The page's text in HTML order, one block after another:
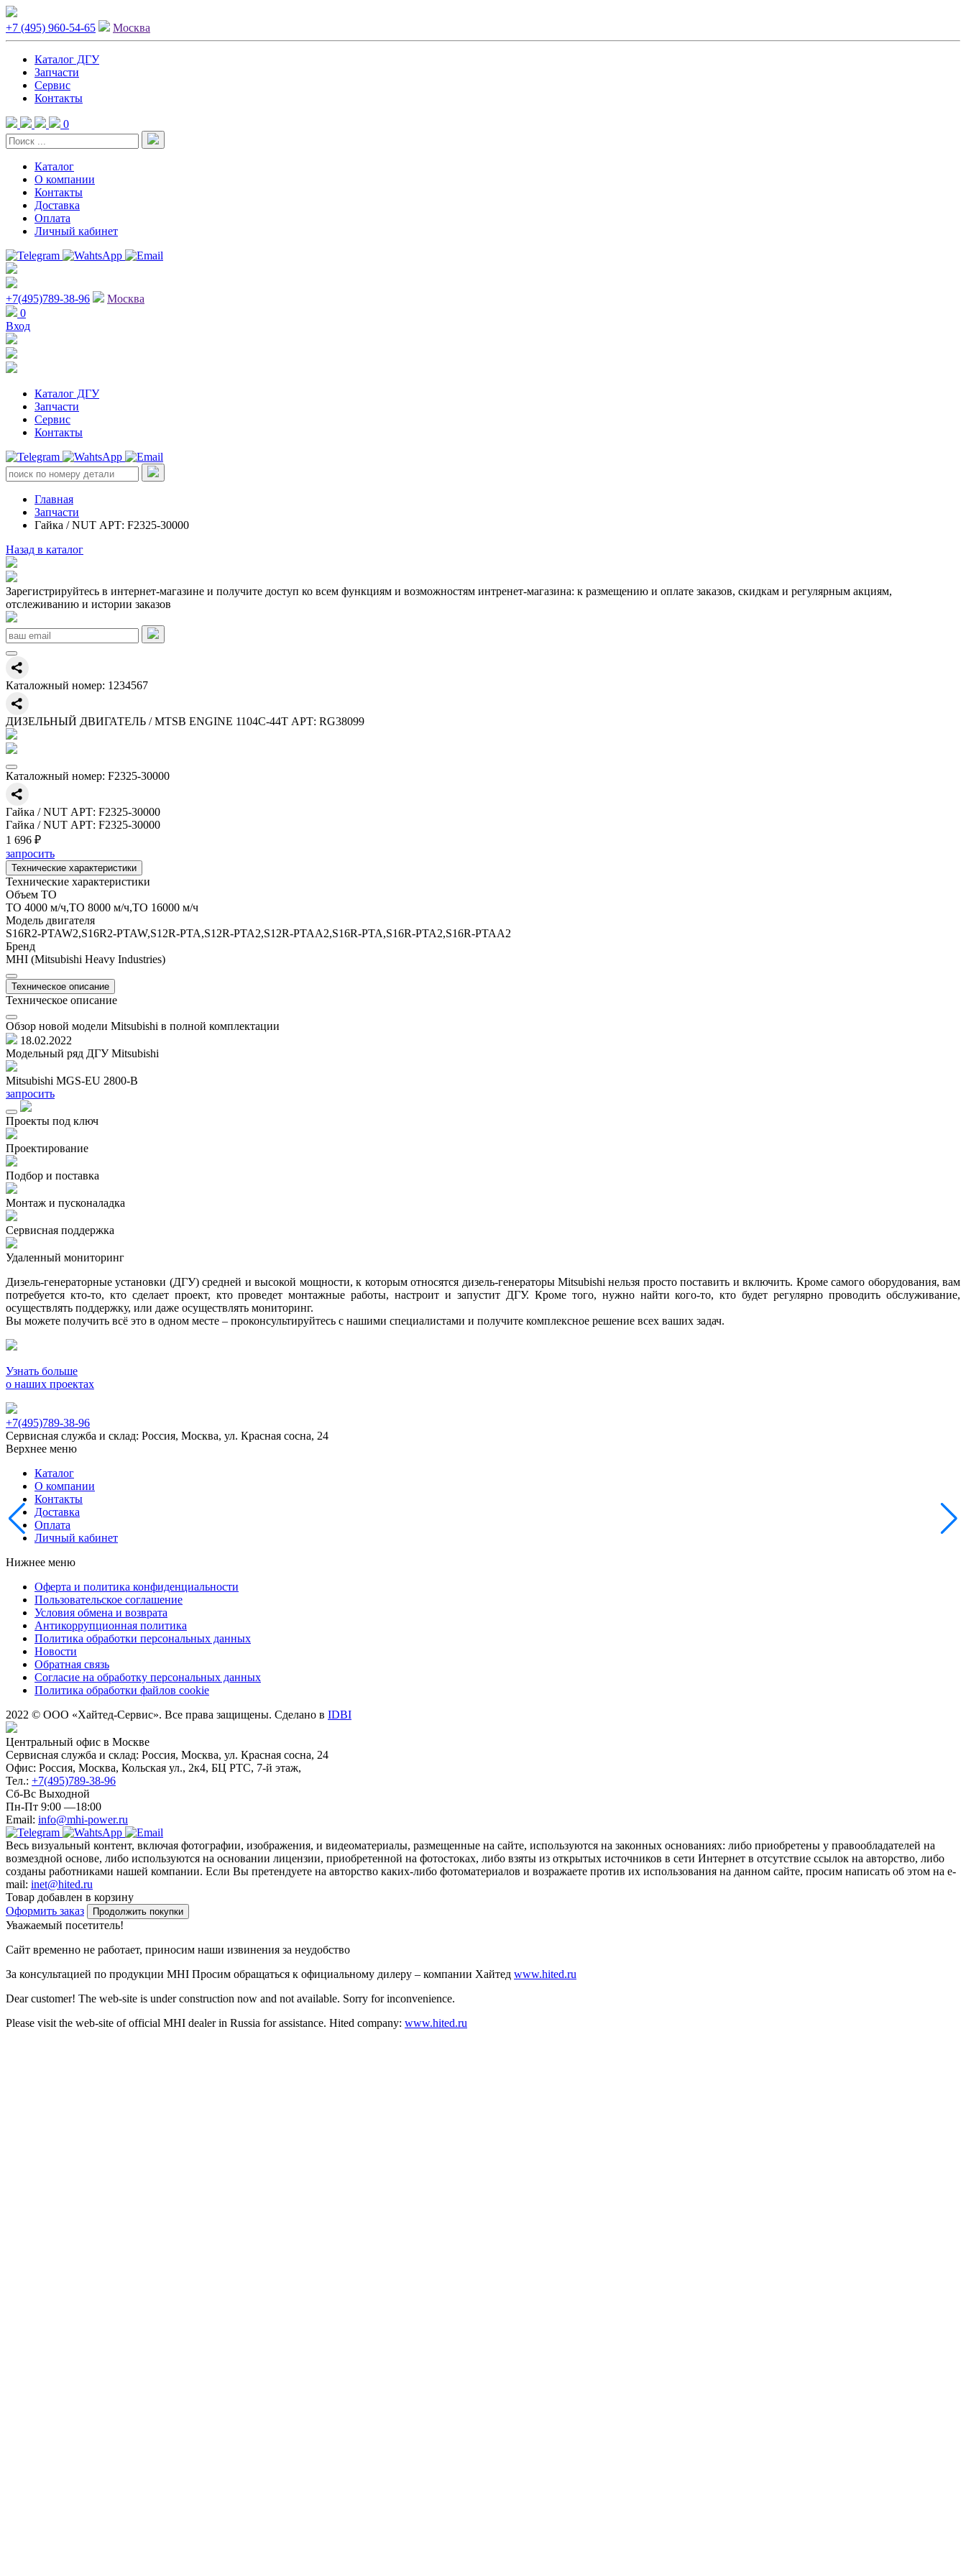
+7 (495) 960-54-65 Москва
Каталог ДГУ
Запчасти
Сервис
Контакты
0
Каталог
О компании
Контакты
Доставка
Оплата
Личный кабинет
+7(495)789-38-96
Москва
0
Вход
Каталог ДГУ
Запчасти
Сервис
Контакты
Главная
Запчасти
Гайка / NUT АРТ: F2325-30000
Назад в каталог
Зарегистрируйтесь в интернет-магазине и получите доступ ко всем функциям и возможностям интренет-магазина: к размещению и оплате заказов, скидкам и регулярным акциям,
отслеживанию и истории заказов
Каталожный номер: 1234567
ДИЗЕЛЬНЫЙ ДВИГАТЕЛЬ / MTSB ENGINE 1104C-44T АРТ: RG38099
Каталожный номер: F2325-30000
Гайка / NUT АРТ: F2325-30000
Гайка / NUT АРТ: F2325-30000
1 696 ₽
запросить
Технические характеристики
Технические характеристики
Объем ТО
ТО 4000 м/ч,ТО 8000 м/ч,ТО 16000 м/ч
Модель двигателя
S16R2-PTAW2,S16R2-PTAW,S12R-PTA,S12R-PTA2,S12R-PTAА2,S16R-PTA,S16R-PTA2,S16R-PTAA2
Бренд
MHI (Mitsubishi Heavy Industries)
Техническое описание
Техническое описание
Обзор новой модели Mitsubishi в полной комплектации
18.02.2022
Модельный ряд ДГУ Mitsubishi
Mitsubishi MGS-EU 2800-B
запросить
Проекты под ключ
Проектирование
Подбор и поставка
Монтаж и пусконаладка
Сервисная поддержка
Удаленный мониторинг
Дизель-генераторные установки (ДГУ) средней и высокой мощности, к которым относятся дизель-генераторы Mitsubishi нельзя просто поставить и включить. Кроме самого оборудования, вам
потребуется кто-то, кто сделает проект, кто проведет монтажные работы, настроит и запустит ДГУ. Кроме того, нужно найти кого-то, кто будет регулярно проводить обслуживание,
осуществлять поддержку, или даже осуществлять мониторинг.
Вы можете получить всё это в одном месте – проконсультируйтесь с нашими специалистами и получите комплексное решение всех ваших задач.
Узнать больше
о наших проектах
+7(495)789-38-96
Сервисная служба и склад: Россия, Москва, ул. Красная сосна, 24
Верхнее меню
Каталог
О компании
Контакты
Доставка
Оплата
Личный кабинет
Нижнее меню
Оферта и политика конфиденциальности
Пользовательское соглашение
Условия обмена и возврата
Антикоррупционная политика
Политика обработки персональных данных
Новости
Обратная связь
Согласие на обработку персональных данных
Политика обработки файлов cookie
2022 © ООО «Хайтед-Сервис». Все права защищены. Сделано в IDBI
Центральный офис в Москве
Сервисная служба и склад: Россия, Москва, ул. Красная сосна, 24
Офис: Россия, Москва, Кольская ул., 2к4, БЦ РТС, 7-й этаж,
Тел.: +7(495)789-38-96
Сб-Вс Выходной
Пн-Пт 9:00 —18:00
Email: info@mhi-power.ru
Весь визуальный контент, включая фотографии, изображения, и видеоматериалы, размещенные на сайте, используются на законных основаниях: либо приобретены у правообладателей на
возмездной основе, либо используются на основании лицензии, приобретенной на фотостоках, либо взяты из открытых источников в сети Интернет в отсутствие ссылок на авторство, либо
созданы работниками нашей компании. Если Вы претендуете на авторство каких-либо фотоматериалов и возражаете против их использования на данном сайте, просим написать об этом на e-
mail: inet@hited.ru
Товар добавлен в корзину
Оформить заказ
Продолжить покупки
Уважаемый посетитель!
Сайт временно не работает, приносим наши извинения за неудобство
За консультацией по продукции MHI Просим обращаться к официальному дилеру – компании Хайтед www.hited.ru
Dear customer! The web-site is under construction now and not available. Sorry for inconvenience.
Please visit the web-site of official MHI dealer in Russia for assistance. Hited company: www.hited.ru